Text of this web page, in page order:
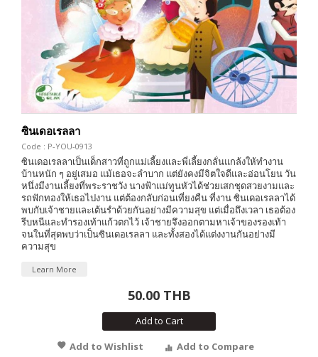
ซินเดอเรลลา
Code : P-YOU-0913
ซินเดอเรลลาเป็นเด็กสาวที่ถูกแม่เลี้ยงและพี่เลี้ยงกลั่นแกล้งให้ทำงาน
บ้านหนัก ๆ อยู่เสมอ แม้เธอจะลำบาก แต่ยังคงมีจิตใจดีและอ่อนโยน วัน
หนึ่งมีงานเลี้ยงที่พระราชวัง นางฟ้าแม่ทูนหัวได้ช่วยเสกชุดสวยงามและ
รถฟักทองให้เธอไปงาน แต่ต้องกลับก่อนเที่ยงคืน ที่งาน ซินเดอเรลลาได้
พบกับเจ้าชายและเต้นรำด้วยกันอย่างมีความสุข แต่เมื่อถึงเวลา เธอต้อง
รีบหนีและทำรองเท้าแก้วตกไว้ เจ้าชายจึงออกตามหาเจ้าของรองเท้า
จนในที่สุดพบว่าเป็นซินเดอเรลลา และทั้งสองได้แต่งงานกันอย่างมี
ความสุข
Learn More
50.00 THB
Add to Cart
Add to Wishlist
Add to Compare